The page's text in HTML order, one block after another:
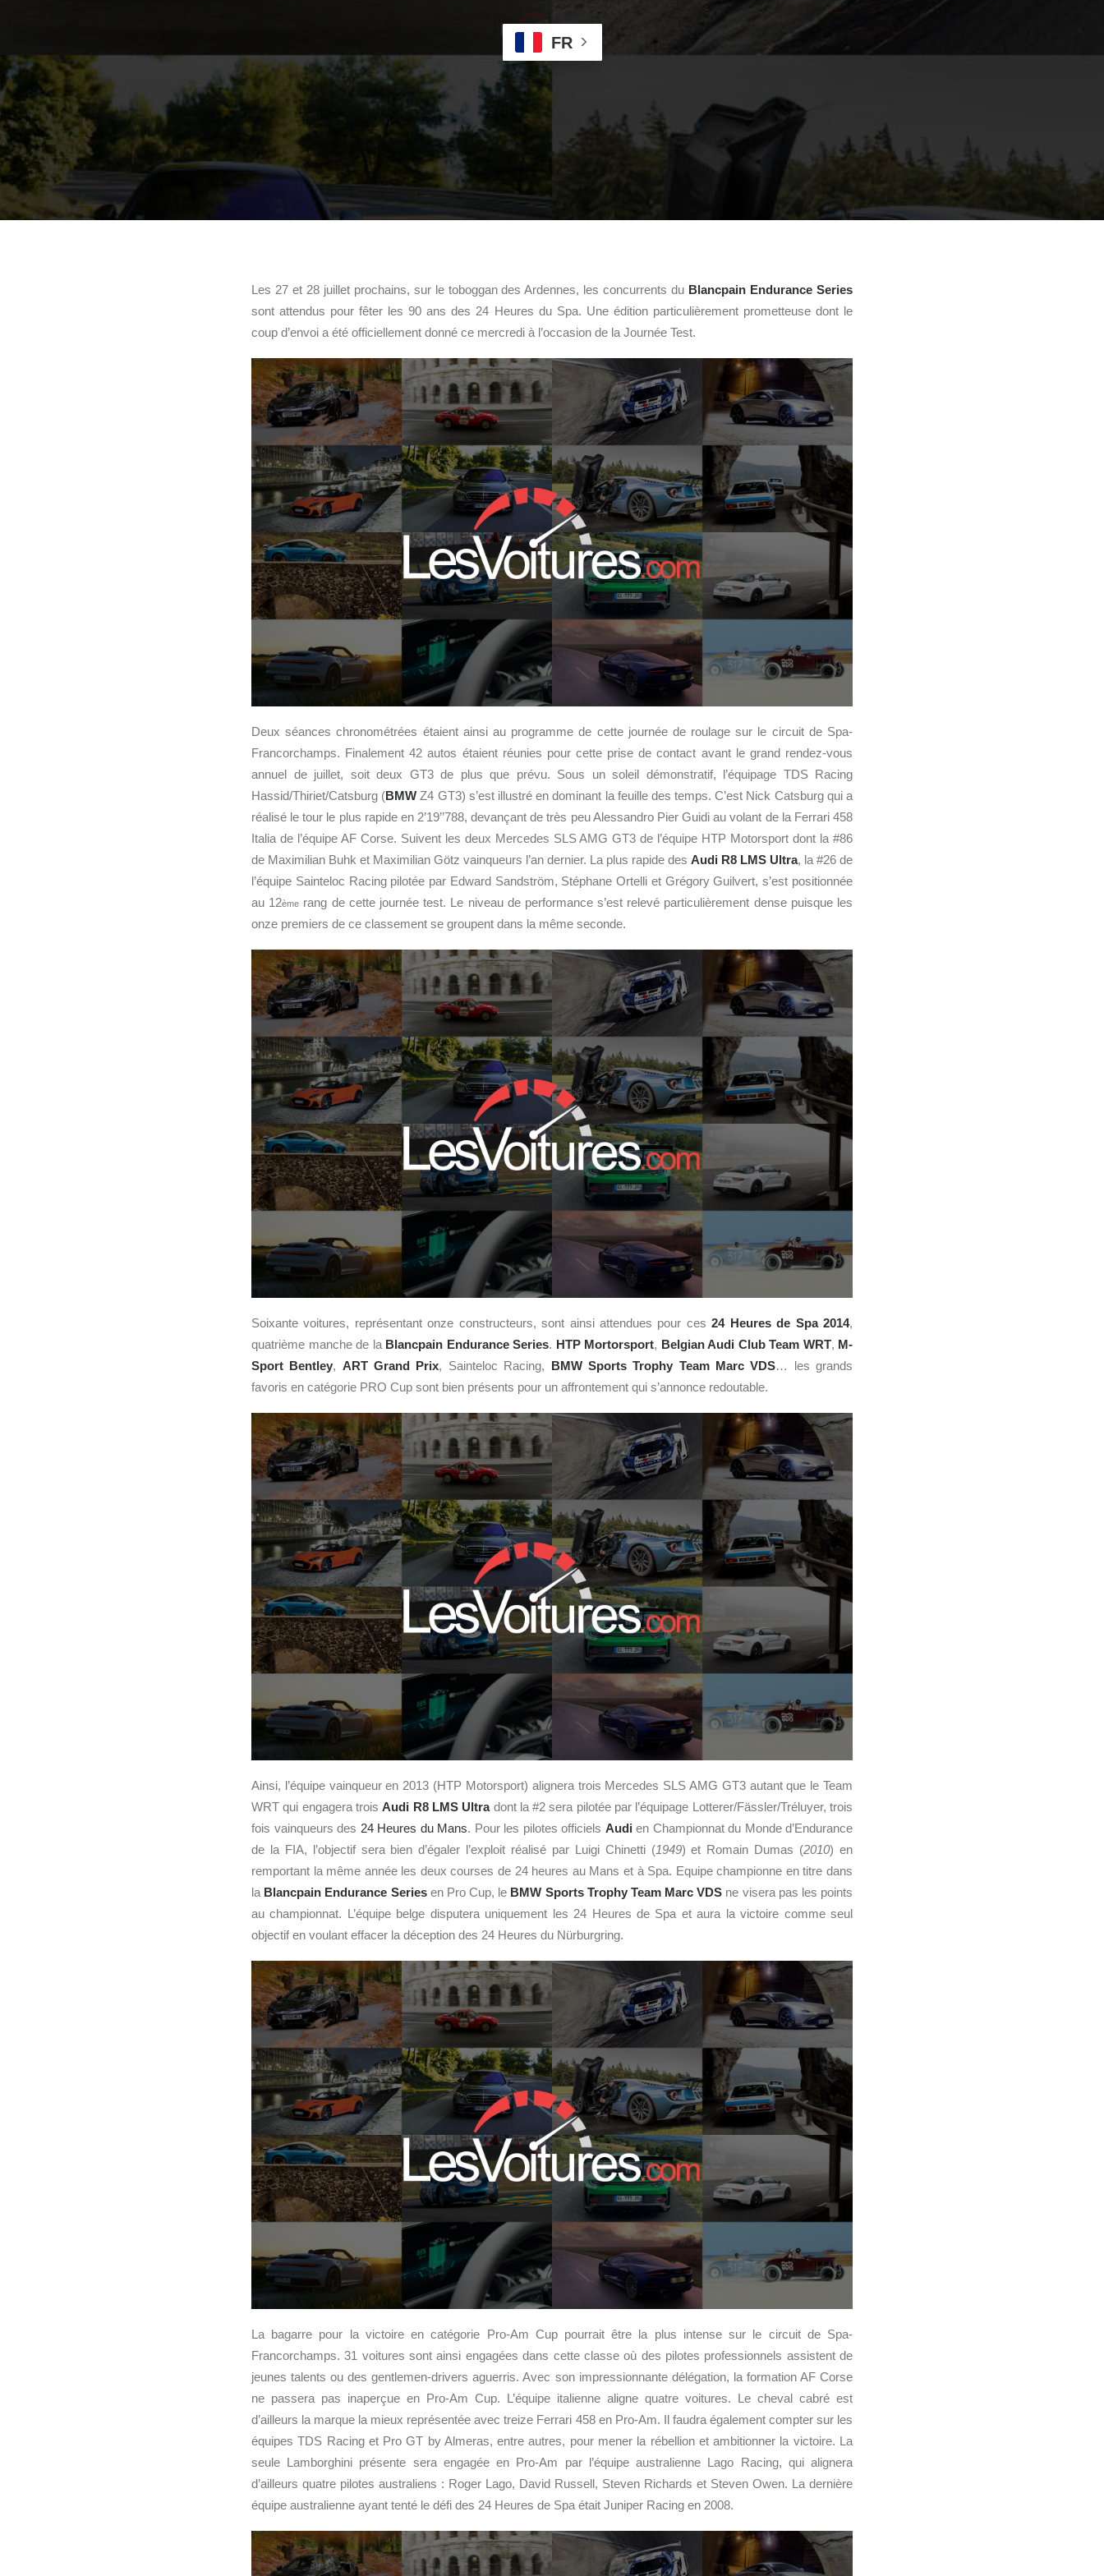
FR
Les 27 et 28 juillet prochains, sur le toboggan des Ardennes, les concurrents du Blancpain Endurance Series
sont attendus pour fêter les 90 ans des 24 Heures du Spa. Une édition particulièrement prometteuse dont le
coup d’envoi a été officiellement donné ce mercredi à l’occasion de la Journée Test.
Deux séances chronométrées étaient ainsi au programme de cette journée de roulage sur le circuit de Spa-
Francorchamps. Finalement 42 autos étaient réunies pour cette prise de contact avant le grand rendez-vous
annuel de juillet, soit deux GT3 de plus que prévu. Sous un soleil démonstratif, l’équipage TDS Racing
Hassid/Thiriet/Catsburg (BMW Z4 GT3) s’est illustré en dominant la feuille des temps. C’est Nick Catsburg qui a
réalisé le tour le plus rapide en 2’19’’788, devançant de très peu Alessandro Pier Guidi au volant de la Ferrari 458
Italia de l’équipe AF Corse. Suivent les deux Mercedes SLS AMG GT3 de l’équipe HTP Motorsport dont la #86
de Maximilian Buhk et Maximilian Götz vainqueurs l’an dernier. La plus rapide des Audi R8 LMS Ultra, la #26 de
l’équipe Sainteloc Racing pilotée par Edward Sandström, Stéphane Ortelli et Grégory Guilvert, s’est positionnée
au 12ème rang de cette journée test. Le niveau de performance s’est relevé particulièrement dense puisque les
onze premiers de ce classement se groupent dans la même seconde.
Soixante voitures, représentant onze constructeurs, sont ainsi attendues pour ces24 Heures de Spa 2014,
quatrième manche de la Blancpain Endurance Series. HTP Mortorsport, Belgian Audi Club Team WRT, M-
Sport Bentley, ART Grand Prix, Sainteloc Racing, BMW Sports Trophy Team Marc VDS… les grands
favoris en catégorie PRO Cup sont bien présents pour un affrontement qui s’annonce redoutable.
Ainsi, l’équipe vainqueur en 2013 (HTP Motorsport) alignera trois Mercedes SLS AMG GT3 autant que le Team
WRT qui engagera troisAudi R8 LMS Ultradont la #2 sera pilotée par l’équipage Lotterer/Fässler/Tréluyer, trois
fois vainqueurs des 24 Heures du Mans. Pour les pilotes officiels Audi en Championnat du Monde d’Endurance
de la FIA, l’objectif sera bien d’égaler l’exploit réalisé par Luigi Chinetti (1949) et Romain Dumas (2010) en
remportant la même année les deux courses de 24 heures au Mans et à Spa. Equipe championne en titre dans
la Blancpain Endurance Seriesen Pro Cup, le BMW Sports Trophy Team Marc VDS ne visera pas les points
au championnat. L’équipe belge disputera uniquement les 24 Heures de Spa et aura la victoire comme seul
objectif en voulant effacer la déception des 24 Heures du Nürburgring.
La bagarre pour la victoire en catégorie Pro-Am Cup pourrait être la plus intense sur le circuit de Spa-
Francorchamps. 31 voitures sont ainsi engagées dans cette classe où des pilotes professionnels assistent de
jeunes talents ou des gentlemen-drivers aguerris. Avec son impressionnante délégation, la formation AF Corse
ne passera pas inaperçue en Pro-Am Cup. L’équipe italienne aligne quatre voitures. Le cheval cabré est
d’ailleurs la marque la mieux représentée avec treize Ferrari 458 en Pro-Am. Il faudra également compter sur les
équipes TDS Racing et Pro GT by Almeras, entre autres, pour mener la rébellion et ambitionner la victoire. La
seule Lamborghini présente sera engagée en Pro-Am par l’équipe australienne Lago Racing, qui alignera
d’ailleurs quatre pilotes australiens : Roger Lago, David Russell, Steven Richards et Steven Owen. La dernière
équipe australienne ayant tenté le défi des 24 Heures de Spa était Juniper Racing en 2008.